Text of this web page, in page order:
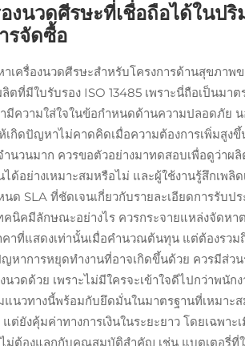
องนวดศีรษะที่เชื่อถือได้ใน
รจัดซื้อ
เครื่องนวดศีรษะสำหรับโครงการด้านสุขภา
ตที่มีใบรับรอง ISO 13485 เพราะนี่ถือเป็นม
ามีความใส่ใจในข้อกำหนดด้านความปลอดภัย
เกิดปัญหาไม่คาดคิดเมื่อความต้องการเพิ่มสูง
นวนมาก ควรขอตัวอย่างมาทดสอบเพื่อดูว่า
ด้อย่างเหมาะสมหรือไม่ และผู้ใช้งานรู้สึกเพลิ
ด SLA ที่ชัดเจนเกี่ยวกับรายละเอียดการรับป
คนิคมีลักษณะอย่างไร ควรกระจายแหล่งจัดห
าที่แสดงเท่านั้นเมื่อคำนวณต้นทุน แต่ต้องรว
หาการหยุดทำงานที่อาจเกิดขึ้นด้วย ควรมีส่ว
นวดด้วย เพราะไม่มีใครจะเข้าใจดีไปกว่าพนัก
แนวทางนี้พร้อมกับยึดมั่นในมาตรฐานที่เหมาะ
ยังคุ้มค่าทางการเงินในระยะยาว โดยเฉพาะ
ม่ต้องแลกกับคุณสมบัติสำคัญ เช่น แบตเตอรี่ที่